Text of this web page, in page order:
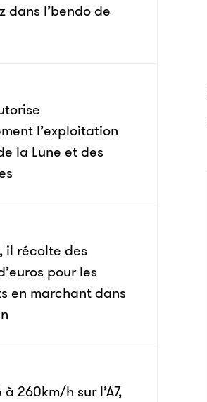
dans l’bendo de
l’exploitation
la Lune et des
il récolte des
pour les
en marchant dans
260km/h sur l’A7,